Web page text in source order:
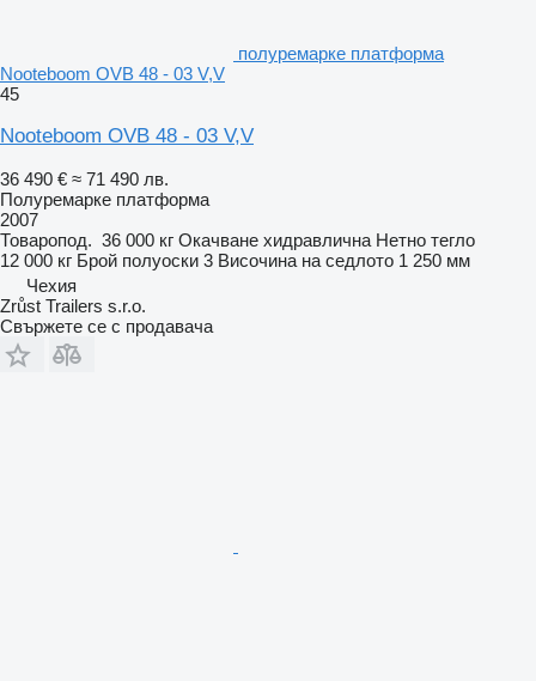
полуремарке платформа
Nooteboom OVB 48 - 03 V,V
45
Nooteboom OVB 48 - 03 V,V
36 490 € ≈ 71 490 лв.
Полуремарке платформа
2007
Товаропод. 36 000 кг Окачване хидравлична Нетно тегло
12 000 кг Брой полуоски 3 Височина на седлото 1 250 мм
Чехия
Zrůst Trailers s.r.o.
Свържете се с продавача